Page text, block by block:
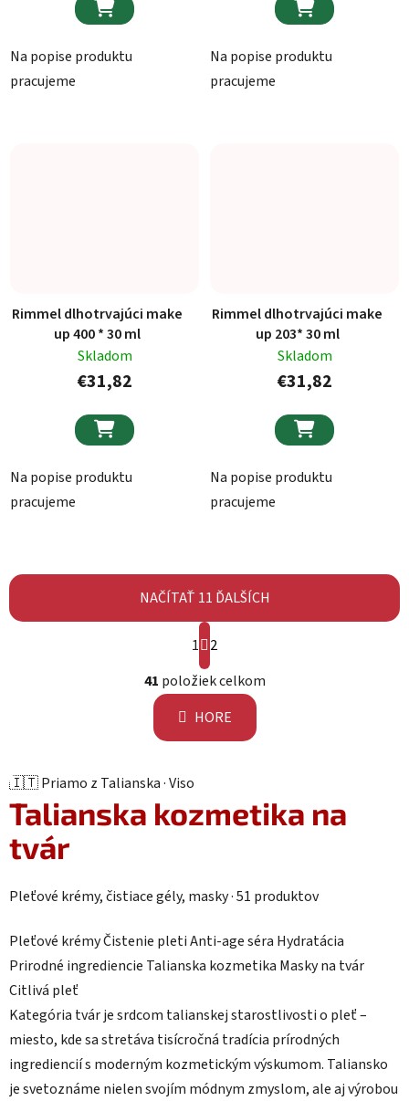

Na popise produktu
pracujeme

Na popise produktu
pracujeme
Rimmel dlhotrvajúci make
up 400 * 30 ml
Skladom
€31,82

Na popise produktu
pracujeme
Rimmel dlhotrvajúci make
up 203* 30 ml
Skladom
€31,82

Na popise produktu
pracujeme
Ovládacie prvky výpisu
NAČÍTAŤ 11 ĎALŠÍCH
Stránkovanie
1
2
41 položiek celkom
HORE
🇮🇹 Priamo z Talianska · Viso
Talianska kozmetika na
tvár
Pleťové krémy, čistiace gély, masky · 51 produktov
Pleťové krémyČistenie pletiAnti-age séra Hydratácia
Prirodné ingrediencie Talianska kozmetika Masky na tvár
Citlivá pleť
Kategória tvár je srdcom talianskej starostlivosti o pleť –
miesto, kde sa stretáva tisícročná tradícia prírodných
ingrediencií s moderným kozmetickým výskumom. Taliansko
je svetoznáme nielen svojím módnym zmyslom, ale aj výrobou